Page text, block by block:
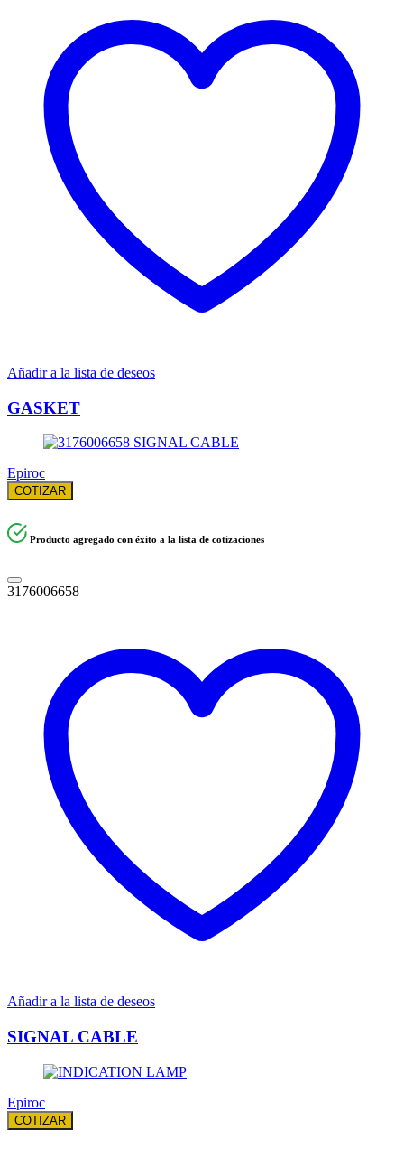
Añadir a la lista de deseos
GASKET
Epiroc
COTIZAR
Producto agregado con éxito a la lista de cotizaciones
3176006658
Añadir a la lista de deseos
SIGNAL CABLE
Epiroc
COTIZAR